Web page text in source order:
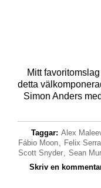
Mitt
detta
Simon Anders
Taggar: Alex
Fábio Moon, Felix
Scott Snyder, Sean
Skriv en